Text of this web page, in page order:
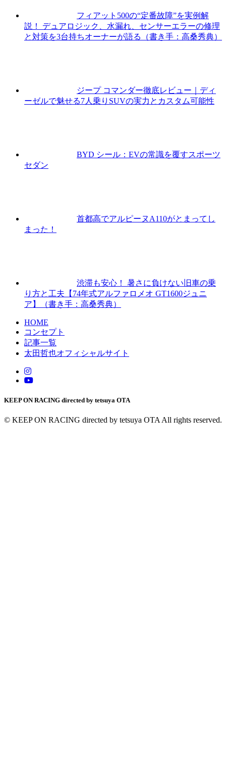
フィアット500の“定番故障”を実例解
説！ デュアロジック、水漏れ、センサーエラーの修理
と対策を3台持ちオーナーが語る（書き手：高桑秀典）
ジープ コマンダー徹底レビュー｜ディ
ーゼルで魅せる7人乗りSUVの実力とカスタム可能性
BYD シール：EVの常識を覆すスポーツ
セダン
首都高でアルピーヌA110がとまってし
まった！
渋滞も安心！ 暑さに負けない旧車の乗
り方と工夫【74年式アルファロメオ GT1600ジュニ
ア】（書き手：高桑秀典）
HOME
コンセプト
記事一覧
太田哲也オフィシャルサイト
KEEP ON RACING directed by tetsuya OTA
© KEEP ON RACING directed by tetsuya OTA All rights reserved.